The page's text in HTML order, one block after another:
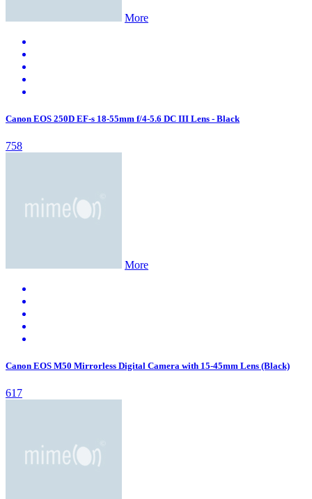
More
Canon EOS 250D EF-s 18-55mm f/4-5.6 DC III Lens - Black
758
More
Canon EOS M50 Mirrorless Digital Camera with 15-45mm Lens (Black)
617